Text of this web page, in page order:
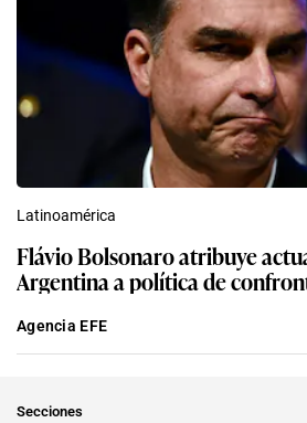
Latinoamérica
Flávio Bolsonaro atribuye
Argentina a política de
Agencia EFE
Secciones